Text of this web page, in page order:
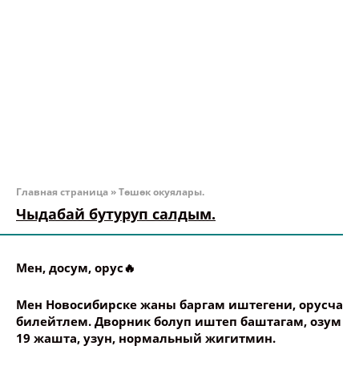
Главная страница »Төшөк окуялары.
Чыдабай бутуруп салдым.
Мен, досум, орус🔥
Мен Новосибирске жаны баргам иштегени, орусча
билейтлем. Дворник болуп иштеп баштагам, озум
19 жашта, узун, нормальный жигитмин.